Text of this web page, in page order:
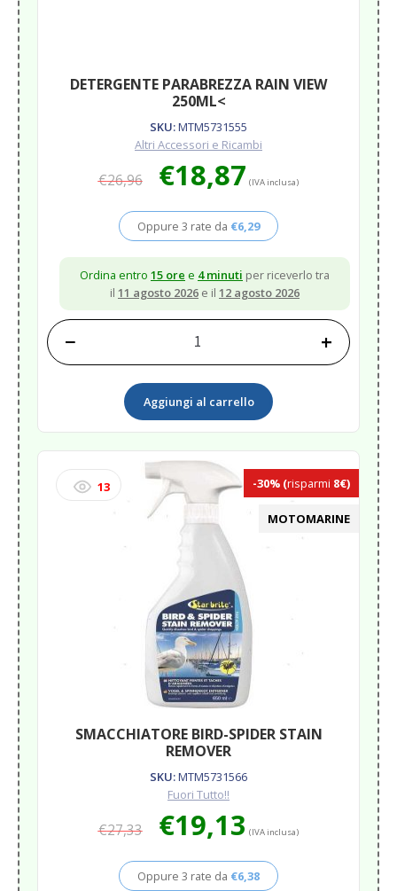
DETERGENTE PARABREZZA RAIN VIEW
250ML<
SKU:MTM5731555
Altri Accessori e Ricambi
€26,96
prezzo
era:
€26,96.
€18,87 prezzo
è:
€18,87.
(IVA inclusa)
Oppure 3 rate da €6,29
Ordina entro 15 ore e 4 minuti per riceverlo tra
il 11 agosto 2026 e il 12 agosto 2026
DETERGENTE
PARABREZZA
quantità
− +
Aggiungi al carrello
MOTOMARINE
-30% (risparmi 8€)
SMACCHIATORE BIRD-SPIDER STAIN
REMOVER
SKU:MTM5731566
Fuori Tutto!!
€27,33
prezzo
era:
€27,33.
€19,13 prezzo
è:
€19,13.
(IVA inclusa)
Oppure 3 rate da €6,38
13